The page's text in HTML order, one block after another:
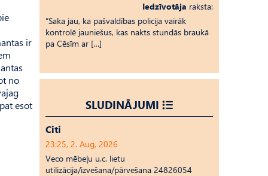
ir
no
esot
Iedzīvotāja raksta:
“Saka jau, ka pašvaldības policija vairāk
kontrolē jauniešus, kas nakts stundās braukā
pa Cēsīm ar […]
SLUDINĀJUMI
Citi
23:25, 2. Aug, 2026
Veco mēbeļu u.c. lietu
utilizācija/izvešana/pārvešana 24826054